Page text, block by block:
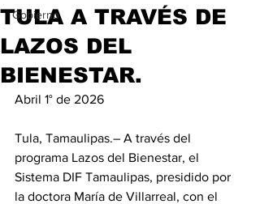
Gobierno
TULA A TRAVÉS DE
LAZOS DEL
BIENESTAR.
Abril 1° de 2026
Tula, Tamaulipas.– A través del
programa Lazos del Bienestar, el
Sistema DIF Tamaulipas, presidido por
la doctora María de Villarreal, con el